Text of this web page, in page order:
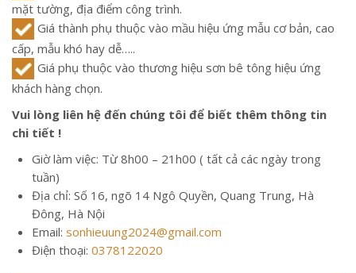
mặt tường, địa điểm công trình.
Giá thành phụ thuộc vào mầu hiệu ứng mẫu cơ bản, cao
cấp, mẫu khó hay dễ…..
Giá phụ thuộc vào thương hiệu sơn bê tông hiệu ứng
khách hàng chọn.
Vui lòng liên hệ đến chúng tôi để biết thêm thông tin
chi tiết !
Giờ làm việc: Từ 8h00 – 21h00 ( tất cả các ngày trong
tuần)
Địa chỉ: Số 16, ngõ 14 Ngô Quyền, Quang Trung, Hà
Đông, Hà Nội
Email: sonhieuung2024@gmail.com
Điện thoại: 0378122020